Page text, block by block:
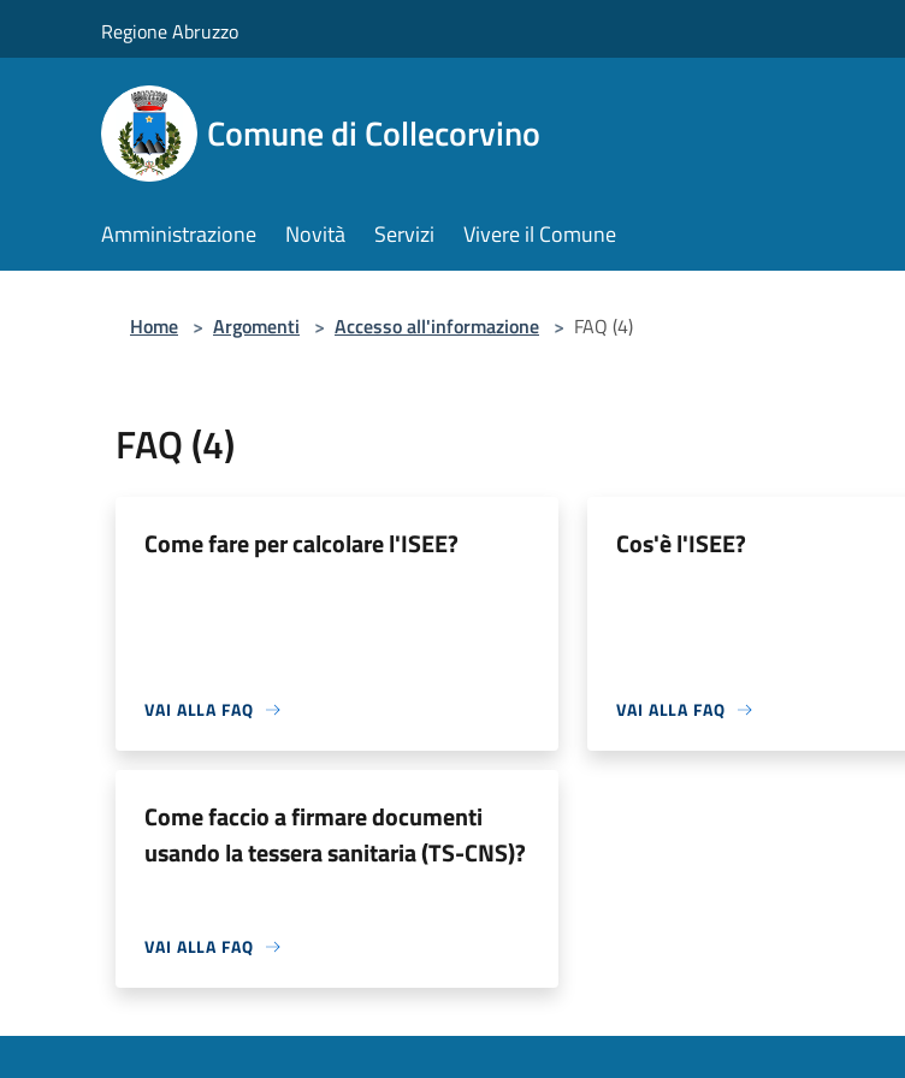
Regione Abruzzo
Comune di Collecorvino
Amministrazione Novità Servizi Vivere il Comune
Home > Argomenti > Accesso all'informazione > FAQ (4)
FAQ (4)
Come fare per calcolare l'ISEE?
VAI ALLA FAQ
Cos'è l'ISEE?
VAI ALLA FAQ
Come faccio a firmare documenti
usando la tessera sanitaria (TS-CNS)?
VAI ALLA FAQ